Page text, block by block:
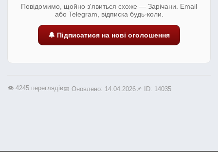
Повідомимо, щойно з'явиться схоже — Зарічани. Email
або Telegram, відписка будь-коли.
🔔 Підписатися на нові оголошення
👁️ 4245 переглядів📅 Оновлено: 14.04.2026 📌 ID: 14035